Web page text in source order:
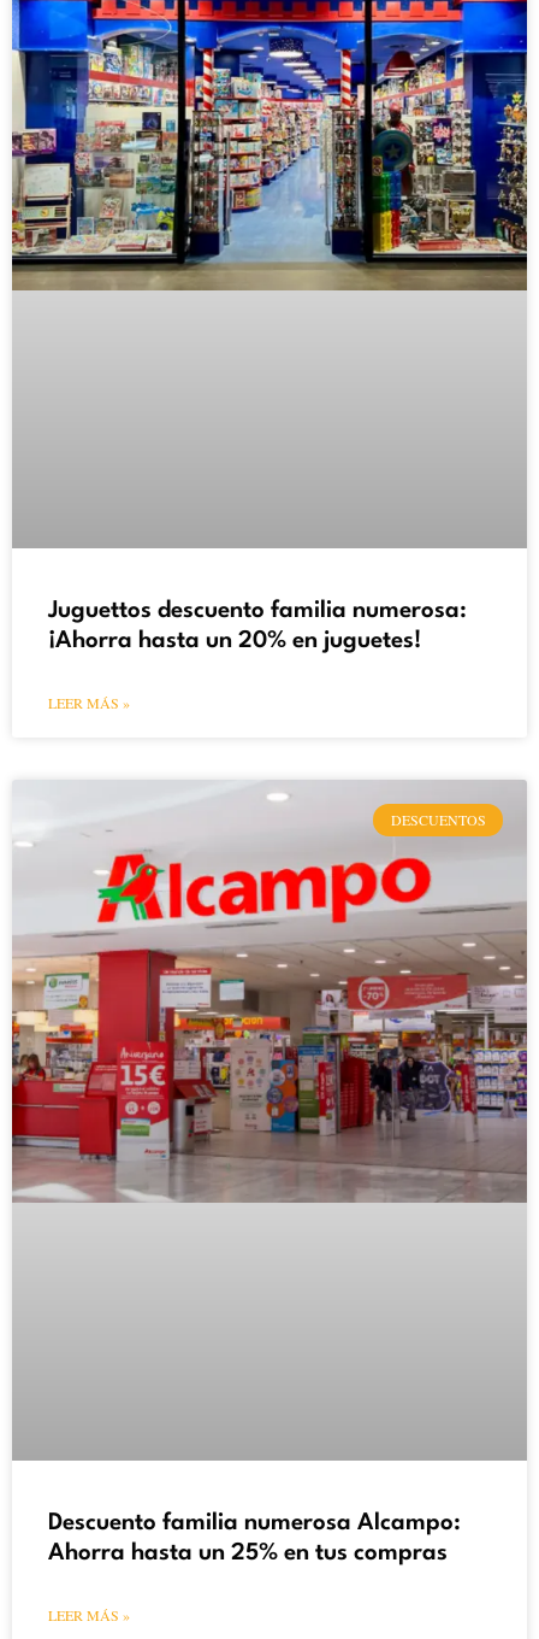
Juguettos descuento familia numerosa:
¡Ahorra hasta un 20% en juguetes!
LEER MÁS »
DESCUENTOS
Descuento familia numerosa Alcampo:
Ahorra hasta un 25% en tus compras
LEER MÁS »